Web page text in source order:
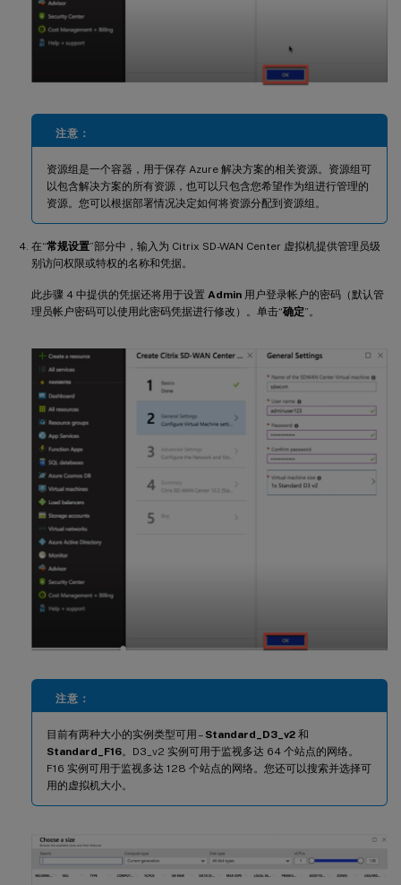
注意：
资源组是一个容器，用于保存 Azure 解决方案的相关资源。资源组可
以包含解决方案的所有资源，也可以只包含您希望作为组进行管理的
资源。您可以根据部署情况决定如何将资源分配到资源组。
在“常规设置”部分中，输入为 Citrix SD-WAN Center 虚拟机提供管理员级
别访问权限或特权的名称和凭据。
此步骤 4 中提供的凭据还将用于设置 Admin 用户登录帐户的密码（默认管
理员帐户密码可以使用此密码凭据进行修改）。单击“确定”。
注意：
目前有两种大小的实例类型可用 – Standard_D3_v2 和
Standard_F16。D3_v2 实例可用于监视多达 64 个站点的网络。
F16 实例可用于监视多达 128 个站点的网络。您还可以搜索并选择可
用的虚拟机大小。